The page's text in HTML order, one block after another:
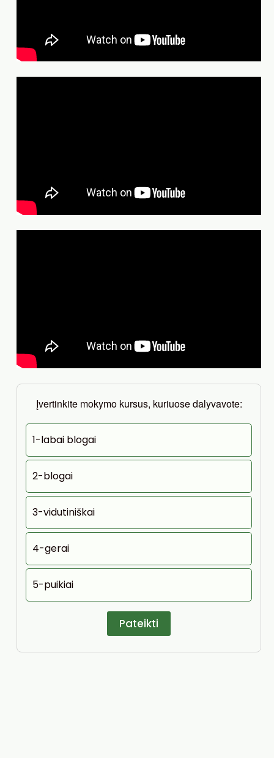
Įvertinkite mokymo kursus, kuriuose dalyvavote:
1-labai blogai
2-blogai
3-vidutiniškai
4-gerai
5-puikiai